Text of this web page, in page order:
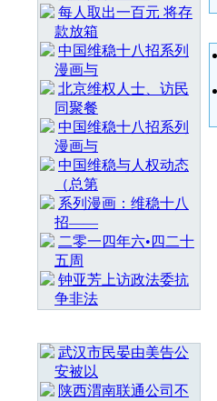
每人取出一百元 将存
款放箱
中国维稳十八招系列
漫画与
北京维权人士、访民
同聚餐
中国维稳十八招系列
漫画与
中国维稳与人权动态
（总第
系列漫画：维稳十八
招——
二零一四年六•四二十
五周
钟亚芳上访政法委抗
争非法
武汉市民晏由美告公
安被以
陕西渭南联通公司不